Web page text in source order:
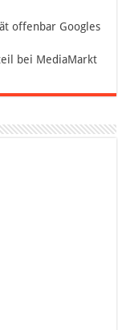
offenbar Googles
bei MediaMarkt